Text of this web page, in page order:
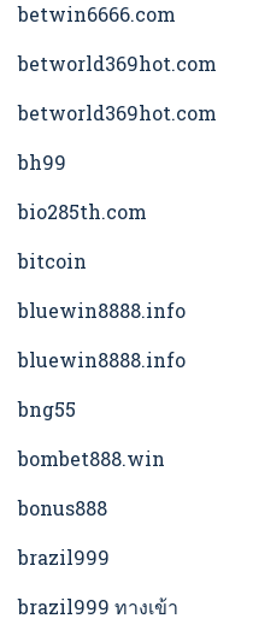
betwin6666.com
betworld369hot.com
betworld369hot.com
bh99
bio285th.com
bitcoin
bluewin8888.info
bluewin8888.info
bng55
bombet888.win
bonus888
brazil999
brazil999 ทางเข้า